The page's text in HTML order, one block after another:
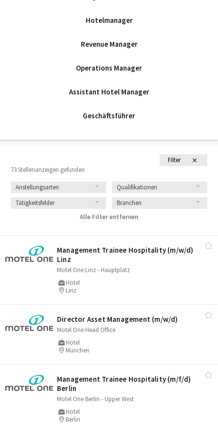
Filter
73 Stellenanzeigen gefunden
Anstellungsarten
Qualifikationen
Tätigkeitsfelder
Branchen
Alle Filter entfernen
Management Trainee Hospitality (m/​w/​d)
Linz
Motel One Linz - Hauptplatz
Hotel
Linz
Director Asset Management (m/​w/​d)
Motel One Head Office
Hotel
München
Management Trainee Hospitality (m/​f/​d)
Berlin
Motel One Berlin - Upper West
Hotel
Berlin
Hotelmanager
Revenue Manager
Operations Manager
Assistant Hotel Manager
Geschäftsführer